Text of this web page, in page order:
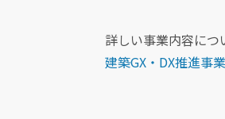
詳しい事業内容につ
建築GX・DX推進事